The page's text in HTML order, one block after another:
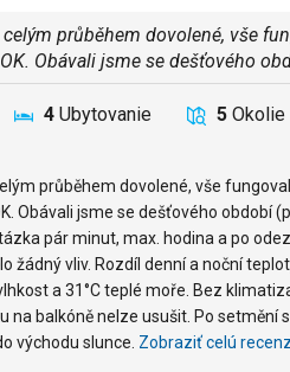
průběhem dovolené, vše
Obávali jsme se dešťového
4 Ubytovanie 5 Okolie
průběhem dovolené, vše
Obávali jsme se dešťového období
pár minut, max. hodina a po
žádný vliv. Rozdíl denní a noční
a 31°C teplé moře. Bez
na balkóně nelze usušit. Po
východu slunce. Zobraziť celú